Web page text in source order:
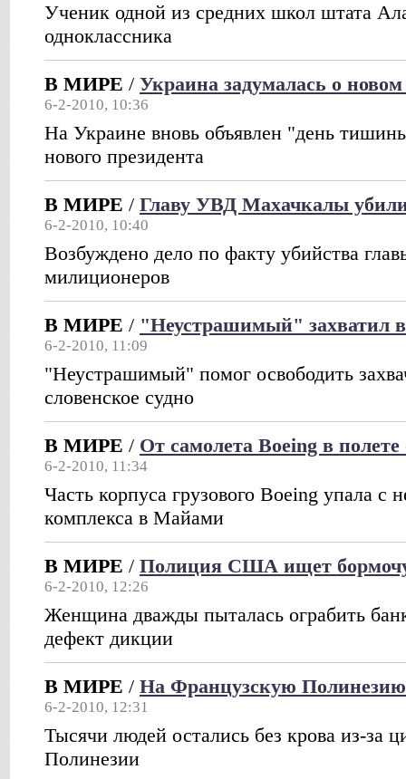
Ученик одной из средних школ штата
одноклассника
В МИРЕ / Украина задумалась о новом
6-2-2010, 10:36
На Украине вновь объявлен "день
нового президента
В МИРЕ / Главу УВД Махачкалы
6-2-2010, 10:40
Возбуждено дело по факту убийства
милиционеров
В МИРЕ / "Неустрашимый" захватил
6-2-2010, 11:09
"Неустрашимый" помог освободить
словенское судно
В МИРЕ / От самолета Boeing в
6-2-2010, 11:34
Часть корпуса грузового Boeing упала с
комплекса в Майами
В МИРЕ / Полиция США ищет
6-2-2010, 12:26
Женщина дважды пыталась ограбить
дефект дикции
В МИРЕ / На Французскую
6-2-2010, 12:31
Тысячи людей остались без крова из-за
Полинезии